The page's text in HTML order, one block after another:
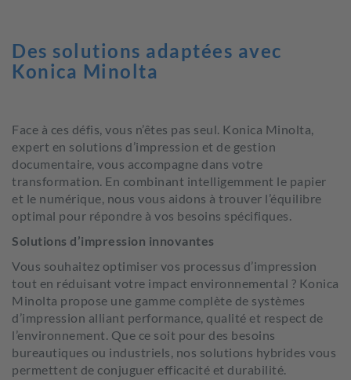
Des solutions adaptées avec
Konica Minolta
Face à ces défis, vous n’êtes pas seul. Konica Minolta,
expert en solutions d’impression et de gestion
documentaire, vous accompagne dans votre
transformation. En combinant intelligemment le papier
et le numérique, nous vous aidons à trouver l’équilibre
optimal pour répondre à vos besoins spécifiques.
Solutions d’impression innovantes
Vous souhaitez optimiser vos processus d’impression
tout en réduisant votre impact environnemental ? Konica
Minolta propose une gamme complète de systèmes
d’impression alliant performance, qualité et respect de
l’environnement. Que ce soit pour des besoins
bureautiques ou industriels, nos solutions hybrides vous
permettent de conjuguer efficacité et durabilité.